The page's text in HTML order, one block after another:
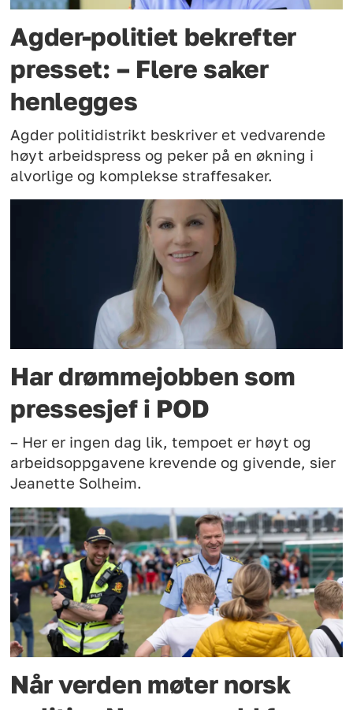
Agder-politiet bekrefter
presset: – Flere saker
henlegges
Agder politidistrikt beskriver et vedvarende
høyt arbeidspress og peker på en økning i
alvorlige og komplekse straffesaker.
Har drømmejobben som
pressesjef i POD
– Her er ingen dag lik, tempoet er høyt og
arbeidsoppgavene krevende og givende, sier
Jeanette Solheim.
Når verden møter norsk